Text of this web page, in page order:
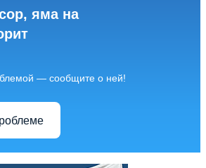
яма на
— сообщите о ней!